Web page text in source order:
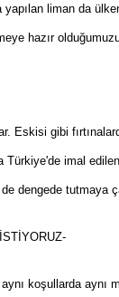
liman da
hazır
Eskisi gibi
Türkiye'de imal
dengede tutmaya
koşullarda aynı